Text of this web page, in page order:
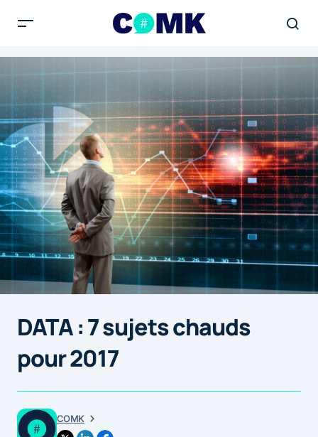
DATA : 7 sujets chauds
pour 2017
COMK